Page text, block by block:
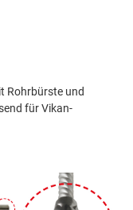
Rohrbürste und
für Vikan-